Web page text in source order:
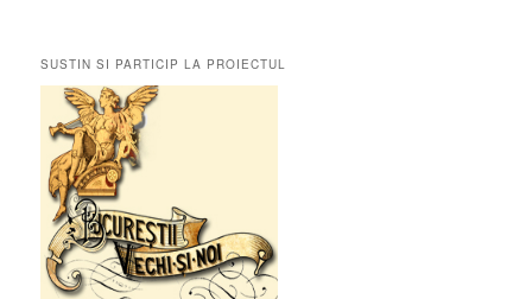
SUSTIN SI PARTICIP LA PROIECTUL